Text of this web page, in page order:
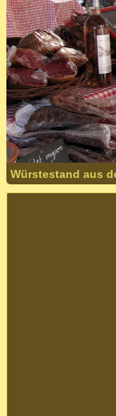
Würstestand aus